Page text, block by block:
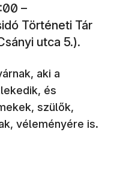
–
Történeti Tár
utca 5.).
aki a
és
szülők,
véleményére is.